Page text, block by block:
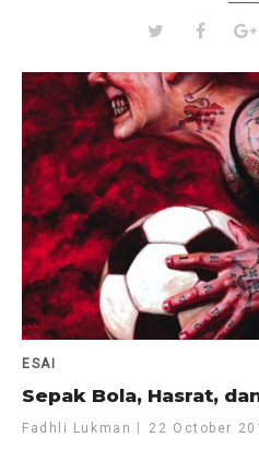
ESAI
Sepak Bola, Hasrat,
Fadhli Lukman 22 October